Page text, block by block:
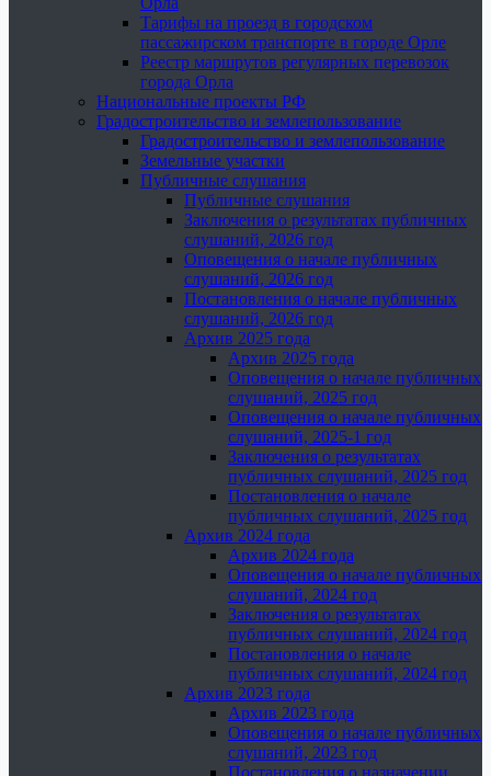
Тарифы на проезд в городском
пассажирском транспорте в городе Орле
Реестр маршрутов регулярных перевозок
города Орла
Национальные проекты РФ
Градостроительство и землепользование
Градостроительство и землепользование
Земельные участки
Публичные слушания
Публичные слушания
Заключения о результатах публичных
слушаний, 2026 год
Оповещения о начале публичных
слушаний, 2026 год
Постановления о начале публичных
слушаний, 2026 год
Архив 2025 года
Архив 2025 года
Оповещения о начале публичных
слушаний, 2025 год
Оповещения о начале публичных
слушаний, 2025-1 год
Заключения о результатах
публичных слушаний, 2025 год
Постановления о начале
публичных слушаний, 2025 год
Архив 2024 года
Архив 2024 года
Оповещения о начале публичных
слушаний, 2024 год
Заключения о результатах
публичных слушаний, 2024 год
Постановления о начале
публичных слушаний, 2024 год
Архив 2023 года
Архив 2023 года
Оповещения о начале публичных
слушаний, 2023 год
Постановления о назначении